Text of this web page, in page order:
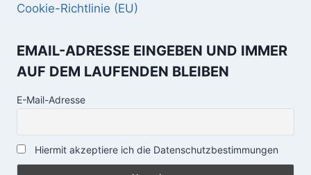
Cookie-Richtlinie (EU)
EMAIL-ADRESSE EINGEBEN UND IMMER
AUF DEM LAUFENDEN BLEIBEN
E-Mail-Adresse
Hiermit akzeptiere ich die Datenschutzbestimmungen